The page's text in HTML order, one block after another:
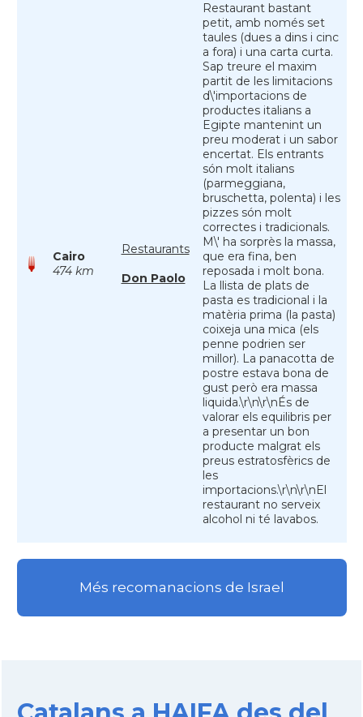
Cairo
474 km
Restaurants
Don Paolo
Restaurant bastant
petit, amb només set
taules (dues a dins i cinc
a fora) i una carta curta.
Sap treure el maxim
partit de les limitacions
d\'importacions de
productes italians a
Egipte mantenint un
preu moderat i un sabor
encertat. Els entrants
són molt italians
(parmeggiana,
bruschetta, polenta) i les
pizzes són molt
correctes i tradicionals.
M\' ha sorprès la massa,
que era fina, ben
reposada i molt bona.
La llista de plats de
pasta es tradicional i la
matèria prima (la pasta)
coixeja una mica (els
penne podrien ser
millor). La panacotta de
postre estava bona de
gust però era massa
liquida.\r\n\r\nÉs de
valorar els equilibris per
a presentar un bon
producte malgrat els
preus estratosfèrics de
les
importacions.\r\n\r\nEl
restaurant no serveix
alcohol ni té lavabos.
Més recomanacions de Israel